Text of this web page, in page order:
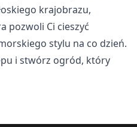
krajobrazu,
pozwoli Ci cieszyć
stylu na co dzień.
i stwórz ogród, który
są w celu śledzenia
Celem jest
i interesujące dla